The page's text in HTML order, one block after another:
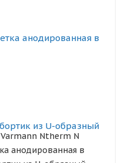
Ntherm N
анодированная в